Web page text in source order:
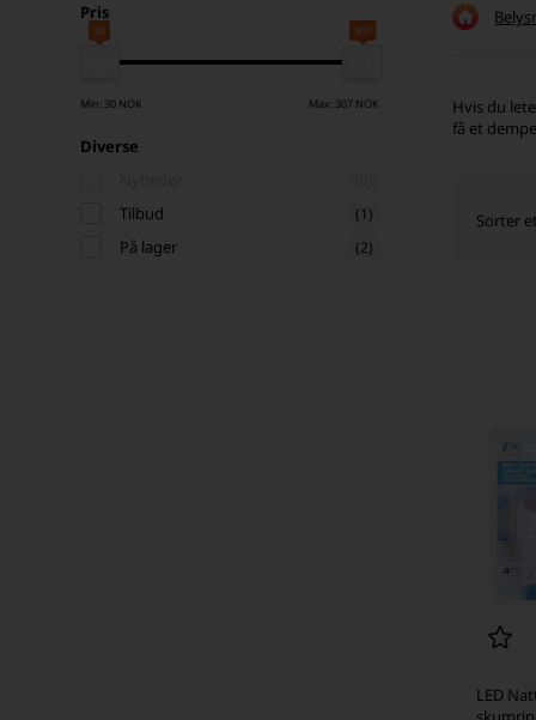
Pris
30 307
Min: 30 NOK Max: 307 NOK
Diverse
Tilbud (1)
På lager (2)
Hvis du
få et
Sorter
LED